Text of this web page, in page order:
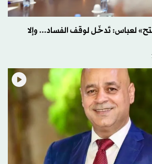
لعباس: تَدخّل لوقف الفساد... وإلا